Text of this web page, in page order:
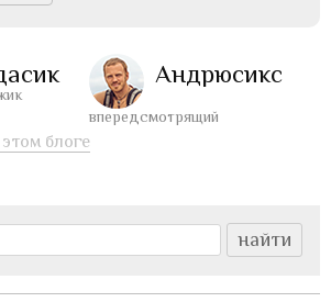
Андрюсикс
впередсмотрящий
блоге